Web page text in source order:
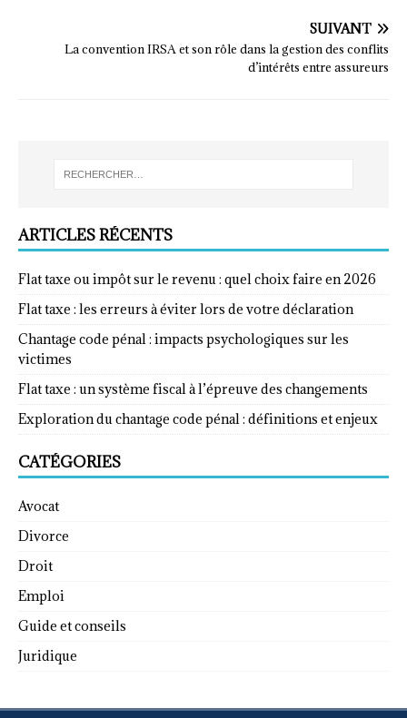
SUIVANT
La convention IRSA et son rôle dans la gestion des conflits
d’intérêts entre assureurs
ARTICLES RÉCENTS
Flat taxe ou impôt sur le revenu : quel choix faire en 2026
Flat taxe : les erreurs à éviter lors de votre déclaration
Chantage code pénal : impacts psychologiques sur les
victimes
Flat taxe : un système fiscal à l’épreuve des changements
Exploration du chantage code pénal : définitions et enjeux
CATÉGORIES
Avocat
Divorce
Droit
Emploi
Guide et conseils
Juridique